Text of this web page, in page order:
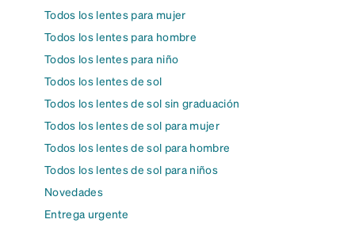
Todos los lentes para mujer
Todos los lentes para hombre
Todos los lentes para niño
Todos los lentes de sol
Todos los lentes de sol sin graduación
Todos los lentes de sol para mujer
Todos los lentes de sol para hombre
Todos los lentes de sol para niños
Novedades
Entrega urgente